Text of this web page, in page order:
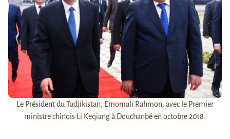
Le Président du Tadjikistan, Emomali Rahmon, avec le Premier
ministre chinois Li Keqiang à Douchanbé en octobre 2018.